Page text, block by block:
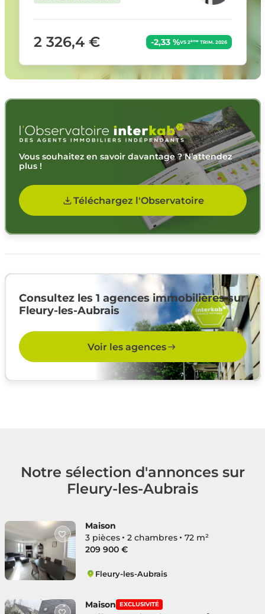
2 326,4 € -2,33 %VS 2èmeTRIM. 2026
Vous souhaitez en savoir davantage ? N’attendez
plus !
Téléchargez l'Observatoire
Consultez les 1 agences immobilières sur
Fleury-les-Aubrais
Voir les agences
Notre sélection d'annonces sur
Fleury-les-Aubrais
Maison
3 pièces
2 chambres
72 m²
209 900 €
Fleury-les-Aubrais
Maison EXCLUSIVITÉ